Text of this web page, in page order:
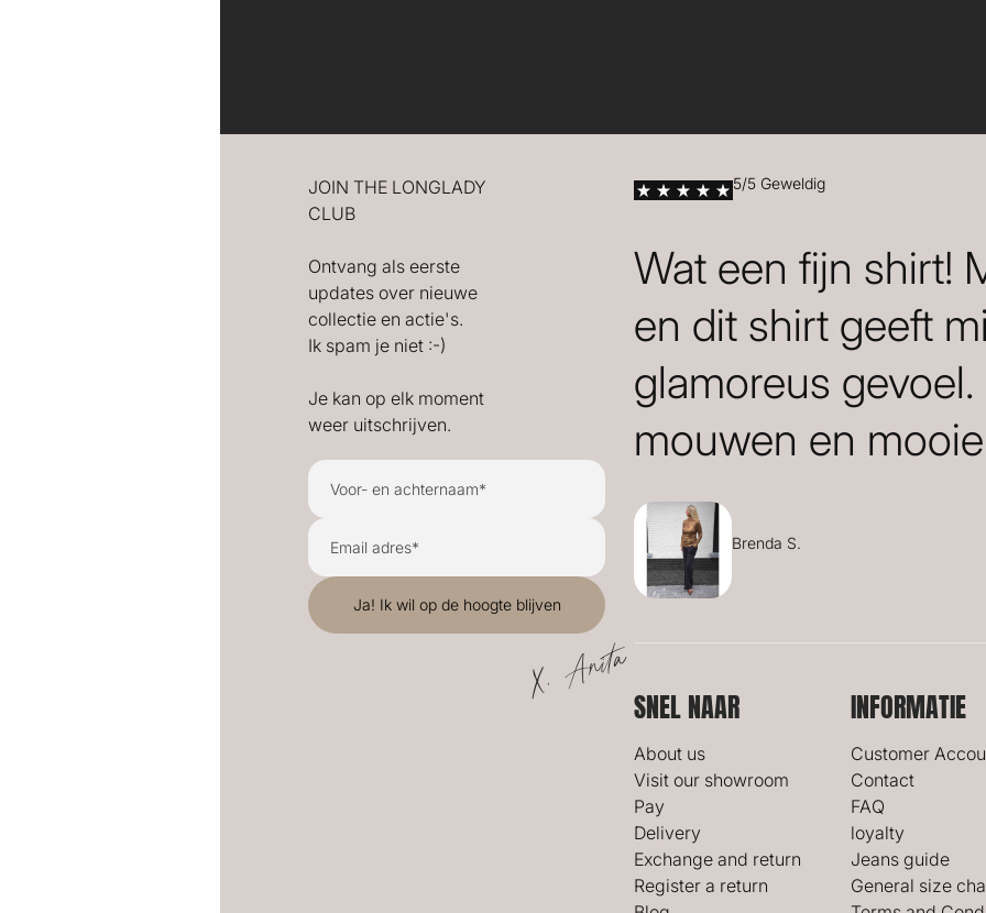
JOIN THE LONGLADY
CLUB
Ontvang als eerste
updates over nieuwe
collectie en actie's.
Ik spam je niet :-)
Je kan op elk moment
weer uitschrijven.
X. Anita
5/5 Geweldig
Wat een fijn shirt!
en dit shirt geeft
glamoreus
mouwen en
Brenda S.
SNEL NAAR
About us
Visit our showroom
Pay
Delivery
Exchange and return
Register a return
INFORMATIE
Customer
Contact
FAQ
loyalty
Jeans guide
General size